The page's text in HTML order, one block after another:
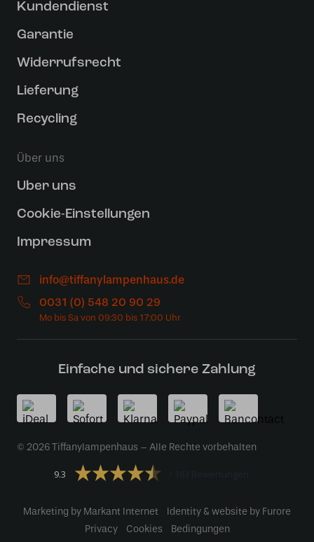
Kundendienst
Garantie
Widerrufsrecht
Lieferung
Recycling
Über uns
Uber uns
Cookie-Einstellungen
Impressum
info@tiffanylampenhaus.de
0031 (0) 548 20 90 29
Einfache und sichere Zahlung
© 2026 Tiffanylampenhaus – Alle Rechte vorbehalten
9.3
Marketing by Markant Internet
Identity & website by Furore
Privacy
Cookies Bedingungen